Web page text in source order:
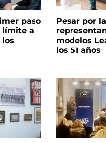
paso
límite a
los
Pesar por
modelos
los 51 años